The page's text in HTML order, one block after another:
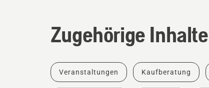
Zugehörige Inhalte
Veranstaltungen Kaufberatung